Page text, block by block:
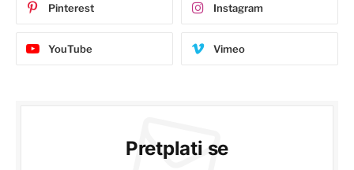
Pinterest Instagram
YouTube Vimeo
Pretplati se